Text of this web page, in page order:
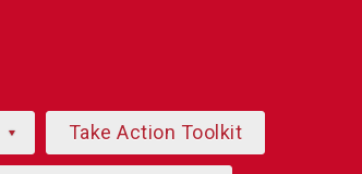
Take Action Toolkit